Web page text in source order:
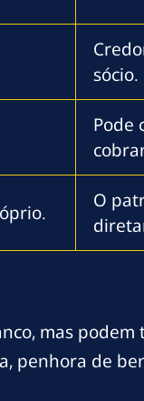
sócio.
Pode
O
mas
penhora de